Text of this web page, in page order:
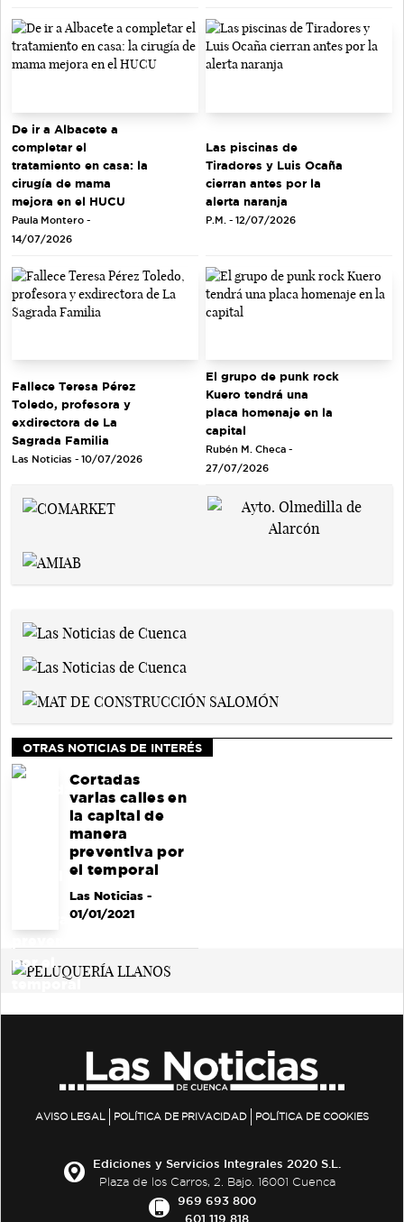
De ir a Albacete a
completar el
tratamiento en casa: la
cirugía de mama
mejora en el HUCU
Paula Montero -
14/07/2026
Las piscinas de
Tiradores y Luis Ocaña
cierran antes por la
alerta naranja
P.M. - 12/07/2026
Fallece Teresa Pérez
Toledo, profesora y
exdirectora de La
Sagrada Familia
Las Noticias - 10/07/2026
El grupo de punk rock
Kuero tendrá una
placa homenaje en la
capital
Rubén M. Checa -
27/07/2026
OTRAS NOTICIAS DE INTERÉS
Cortadas
varias calles en
la capital de
manera
preventiva por
el temporal
Las Noticias-
01/01/2021
AVISO LEGAL POLÍTICA DE PRIVACIDAD POLÍTICA DE COOKIES
Ediciones y Servicios Integrales 2020 S.L.
Plaza de los Carros, 2. Bajo. 16001 Cuenca
969 693 800
601 119 818